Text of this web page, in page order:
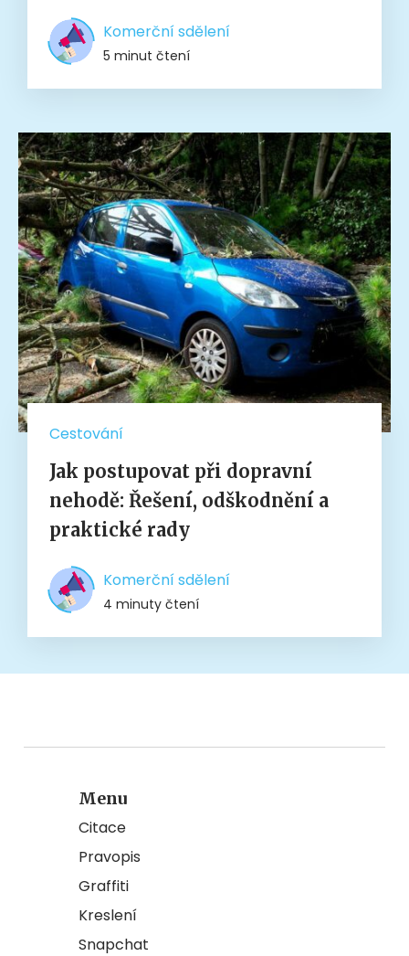
Komerční sdělení
5 minut čtení
Cestování
Jak postupovat při dopravní
nehodě: Řešení, odškodnění a
praktické rady
Komerční sdělení
4 minuty čtení
Menu
Citace
Pravopis
Graffiti
Kreslení
Snapchat